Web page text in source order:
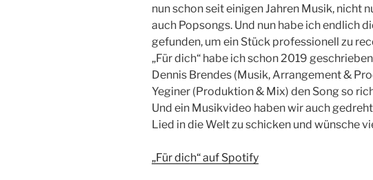
nun schon seit einigen Jahren Musik, nicht
auch Popsongs. Und nun habe ich endlich
gefunden, um ein Stück professionell zu
„Für dich“ habe ich schon 2019
Dennis Brendes (Musik, Arrangement &
Yeginer (Produktion & Mix) den Song so
Und ein Musikvideo haben wir auch
Lied in die Welt zu schicken und wünsche
„Für dich“ auf Spotify